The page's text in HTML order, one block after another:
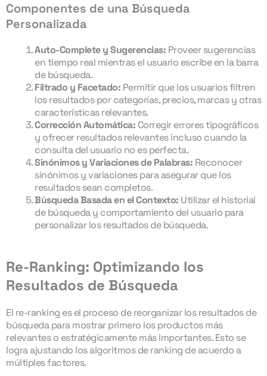
Componentes de una Búsqueda
Personalizada
Auto-Complete y Sugerencias: Proveer sugerencias
en tiempo real mientras el usuario escribe en la barra
de búsqueda.
Filtrado y Facetado: Permitir que los usuarios filtren
los resultados por categorías, precios, marcas y otras
características relevantes.
Corrección Automática: Corregir errores tipográficos
y ofrecer resultados relevantes incluso cuando la
consulta del usuario no es perfecta.
Sinónimos y Variaciones de Palabras: Reconocer
sinónimos y variaciones para asegurar que los
resultados sean completos.
Búsqueda Basada en el Contexto: Utilizar el historial
de búsqueda y comportamiento del usuario para
personalizar los resultados de búsqueda.
Re-Ranking: Optimizando los
Resultados de Búsqueda
El re-ranking es el proceso de reorganizar los resultados de
búsqueda para mostrar primero los productos más
relevantes o estratégicamente más importantes. Esto se
logra ajustando los algoritmos de ranking de acuerdo a
múltiples factores.